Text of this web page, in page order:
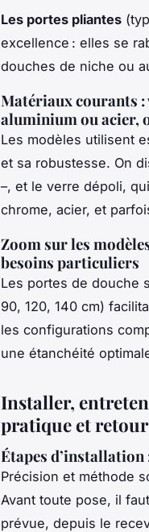
Les portes pliantes
excellence : elles se
douches de niche ou
Matériaux courants
aluminium ou acier,
Les modèles utilisent
et sa robustesse. On
–, et le verre dépoli,
chrome, acier, et
Zoom sur les
besoins particuliers
Les portes de douche
90, 120, 140 cm)
les configurations
une étanchéité
Installer,
pratique et
Étapes
Précision et méthode
Avant toute pose, il
prévue, depuis le